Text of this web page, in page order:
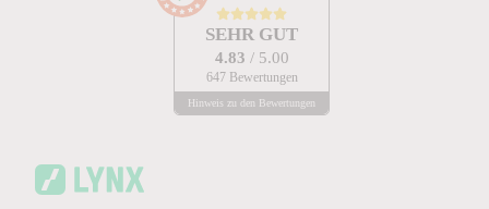
SEHR GUT
4.83 / 5.00
647 Bewertungen
Hinweis zu den Bewertungen